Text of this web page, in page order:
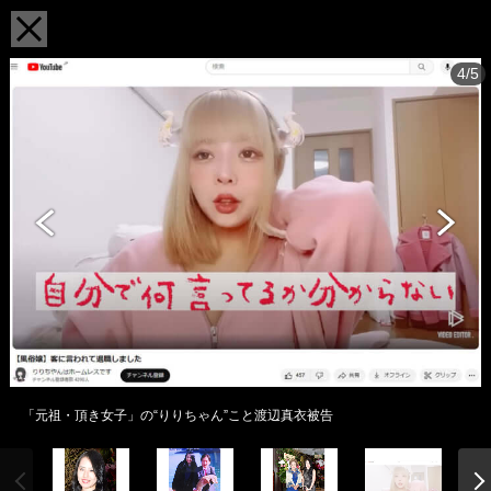
4/5
「元祖・頂き女子」の“りりちゃん”こと渡辺真衣被告